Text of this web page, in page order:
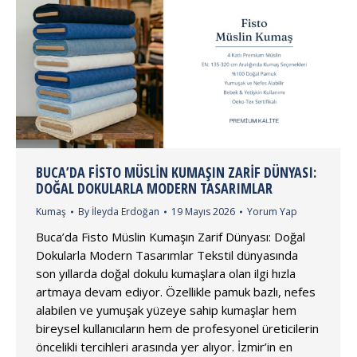
BUCA’DA FISTO MÜSLIN KUMAŞIN ZARIF DÜNYASI:
DOĞAL DOKULARLA MODERN TASARIMLAR
Kumaş By İleyda Erdoğan 19 Mayıs 2026 Yorum Yap
Buca’da Fisto Müslin Kumaşın Zarif Dünyası: Doğal
Dokularla Modern Tasarımlar Tekstil dünyasında
son yıllarda doğal dokulu kumaşlara olan ilgi hızla
artmaya devam ediyor. Özellikle pamuk bazlı, nefes
alabilen ve yumuşak yüzeye sahip kumaşlar hem
bireysel kullanıcıların hem de profesyonel üreticilerin
öncelikli tercihleri arasında yer alıyor. İzmir’in en